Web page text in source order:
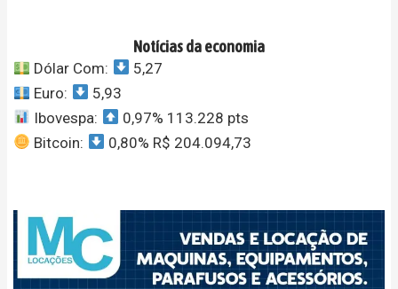
Notícias da economia
Dólar Com:
5,27
Euro:
5,93
Ibovespa:
0,97% 113.228 pts
Bitcoin:
0,80% R$ 204.094,73